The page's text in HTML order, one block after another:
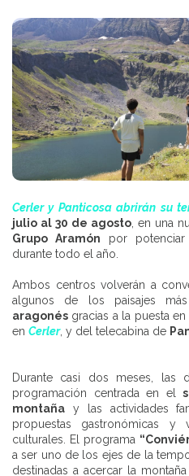
Cerler y Panticosa abrirán su
julio al 30 de agosto , en una
Grupo Aramón por potenciar
durante todo el año.
Ambos centros volverán a
algunos de los paisajes
aragonés gracias a la puesta
en Cerler, y del telecabina de
Durante casi dos meses, las
programación centrada en el
montaña y las actividades
propuestas gastronómicas y
culturales. El programa
a ser uno de los ejes de la
destinadas a acercar la